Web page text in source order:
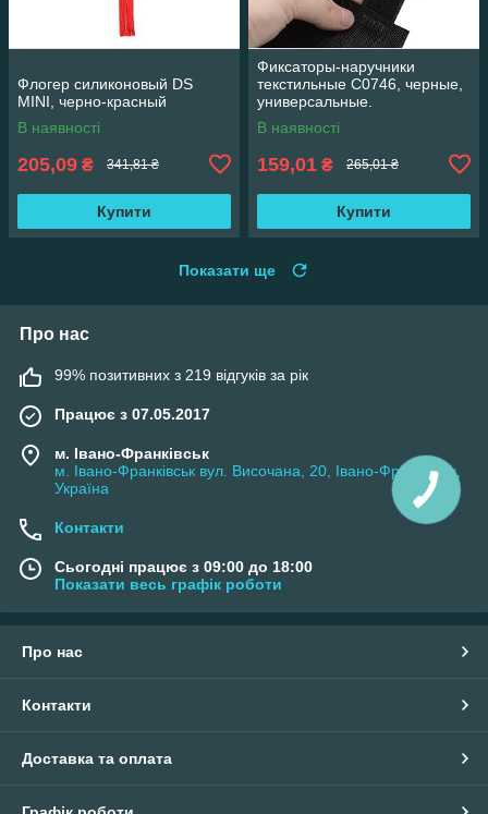
Флогер силиконовый DS
MINI, черно-красный
В наявності
205,09 ₴ 341,81 ₴
Купити
Фиксаторы-наручники
текстильные С0746, черные,
универсальные.
В наявності
159,01 ₴ 265,01 ₴
Купити
Показати ще
Про нас
99% позитивних з 219 відгуків за рік
Працює з 07.05.2017
м. Івано-Франківськ
м. Івано-Франківськ вул. Височана, 20, Івано-Франківськ,
Україна
Контакти
Сьогодні працює з 09:00 до 18:00
Показати весь графік роботи
Про нас
Контакти
Доставка та оплата